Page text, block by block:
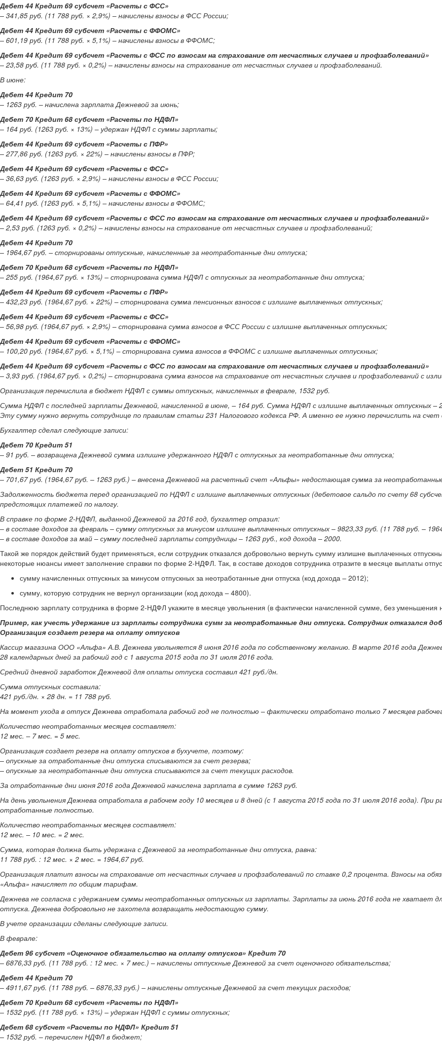
Дебет 44 Кредит 69 субсчет «Расчеты с ФСС»
– 341,85 руб. (11 788 руб. × 2,9%) – начислены взносы в ФСС России;
Дебет 44 Кредит 69 субсчет «Расчеты с ФФОМС»
– 601,19 руб. (11 788 руб. × 5,1%) – начислены взносы в ФФОМС;
Дебет 44 Кредит 69 субсчет «Расчеты с ФСС по взносам на страхование от несчастных случаев и профзаболеваний»
– 23,58 руб. (11 788 руб. × 0,2%) – начислены взносы на страхование от несчастных случаев и профзаболеваний.
В июне:
Дебет 44 Кредит 70
– 1263 руб. – начислена зарплата Дежневой за июнь;
Дебет 70 Кредит 68 субсчет «Расчеты по НДФЛ»
– 164 руб. (1263 руб. × 13%) – удержан НДФЛ с суммы зарплаты;
Дебет 44 Кредит 69 субсчет «Расчеты с ПФР»
– 277,86 руб. (1263 руб. × 22%) – начислены взносы в ПФР;
Дебет 44 Кредит 69 субсчет «Расчеты с ФСС»
– 36,63 руб. (1263 руб. × 2,9%) – начислены взносы в ФСС России;
Дебет 44 Кредит 69 субсчет «Расчеты с ФФОМС»
– 64,41 руб. (1263 руб. × 5,1%) – начислены взносы в ФФОМС;
Дебет 44 Кредит 69 субсчет «Расчеты с ФСС по взносам на страхование от несчастных случаев и профзаболеваний»
– 2,53 руб. (1263 руб. × 0,2%) – начислены взносы на страхование от несчастных случаев и профзаболеваний;
Дебет 44 Кредит 70
– 1964,67 руб. – сторнированы отпускные, начисленные за неотработанные дни отпуска;
Дебет 70 Кредит 68 субсчет «Расчеты по НДФЛ»
– 255 руб. (1964,67 руб. × 13%) – сторнирована сумма НДФЛ с отпускных за неотработанные дни отпуска;
Дебет 44 Кредит 69 субсчет «Расчеты с ПФР»
– 432,23 руб. (1964,67 руб. × 22%) – сторнирована сумма пенсионных взносов с излишне выплаченных отпускных;
Дебет 44 Кредит 69 субсчет «Расчеты с ФСС»
– 56,98 руб. (1964,67 руб. × 2,9%) – сторнирована сумма взносов в ФСС России с излишне выплаченных отпускных;
Дебет 44 Кредит 69 субсчет «Расчеты с ФФОМС»
– 100,20 руб. (1964,67 руб. × 5,1%) – сторнирована сумма взносов в ФФОМС с излишне выплаченных отпускных;
Дебет 44 Кредит 69 субсчет «Расчеты с ФСС по взносам на страхование от несчастных случаев и профзаболеваний»
– 3,93 руб. (1964,67 руб. × 0,2%) – сторнирована сумма взносов на страхование от несчастных случаев и профзаболеваний с
Организация перечислила в бюджет НДФЛ с суммы отпускных, начисленных в феврале, 1532 руб.
Сумма НДФЛ с последней зарплаты Дежневой, начисленной в июне, – 164 руб. Сумма НДФЛ с излишне выплаченных отпускных –
Эту сумму нужно вернуть сотруднице по правилам статьи 231 Налогового кодекса РФ. А именно ее нужно перечислить на счет
Бухгалтер сделал следующие записи:
Дебет 70 Кредит 51
– 91 руб. – возвращена Дежневой сумма излишне удержанного НДФЛ с отпускных за неотработанные дни отпуска;
Дебет 51 Кредит 70
– 701,67 руб. (1964,67 руб. – 1263 руб.) – внесена Дежневой на расчетный счет «Альфы» недостающая сумма за
Задолженность бюджета перед организацией по НДФЛ с излишне выплаченных отпускных (дебетовое сальдо по счету 68
предстоящих платежей по налогу.
В справке по форме 2-НДФЛ, выданной Дежневой за 2016 год, бухгалтер отразил:
– в составе доходов за февраль – сумму отпускных за минусом излишне выплаченных отпускных – 9823,33 руб. (11 788 руб. –
– в составе доходов за май – сумму последней зарплаты сотрудницы – 1263 руб., код дохода – 2000.
Такой же порядок действий будет применяться, если сотрудник отказался добровольно вернуть сумму излишне выплаченных
некоторые нюансы имеет заполнение справки по форме 2-НДФЛ. Так, в составе доходов сотрудника отразите в месяце выплаты
сумму начисленных отпускных за минусом отпускных за неотработанные дни отпуска (код дохода – 2012);
сумму, которую сотрудник не вернул организации (код дохода – 4800).
Последнюю зарплату сотрудника в форме 2-НДФЛ укажите в месяце увольнения (в фактически начисленной сумме, без уменьшения
Пример, как учесть удержание из зарплаты сотрудника сумм за неотработанные дни отпуска. Сотрудник отказался
Организация создает резерв на оплату отпусков
Кассир магазина ООО «Альфа» А.В. Дежнева увольняется 8 июня 2016 года по собственному желанию. В марте 2016 года
28 календарных дней за рабочий год с 1 августа 2015 года по 31 июля 2016 года.
Средний дневной заработок Дежневой для оплаты отпуска составил 421 руб./дн.
Сумма отпускных составила:
421 руб./дн. × 28 дн. = 11 788 руб.
На момент ухода в отпуск Дежнева отработала рабочий год не полностью – фактически отработано только 7 месяцев
Количество неотработанных месяцев составляет:
12 мес. – 7 мес. = 5 мес.
Организация создает резерв на оплату отпусков в бухучете, поэтому:
– опускные за отработанные дни отпуска списываются за счет резерва;
– опускные за неотработанные дни отпуска списываются за счет текущих расходов.
За отработанные дни июня 2016 года Дежневой начислена зарплата в сумме 1263 руб.
На день увольнения Дежнева отработала в рабочем году 10 месяцев и 8 дней (с 1 августа 2015 года по 31 июля 2016 года).
отработанные полностью.
Количество неотработанных месяцев составляет:
12 мес. – 10 мес. = 2 мес.
Сумма, которая должна быть удержана с Дежневой за неотработанные дни отпуска, равна:
11 788 руб. : 12 мес. × 2 мес. = 1964,67 руб.
Организация платит взносы на страхование от несчастных случаев и профзаболеваний по ставке 0,2 процента. Взносы на
«Альфа» начисляет по общим тарифам.
Дежнева не согласна с удержанием суммы неотработанных отпускных из зарплаты. Зарплаты за июнь 2016 года не хватает
отпуска. Дежнева добровольно не захотела возвращать недостающую сумму.
В учете организации сделаны следующие записи.
В феврале:
Дебет 96 субсчет «Оценочное обязательство на оплату отпусков» Кредит 70
– 6876,33 руб. (11 788 руб. : 12 мес. × 7 мес.) – начислены отпускные Дежневой за счет оценочного обязательства;
Дебет 44 Кредит 70
– 4911,67 руб. (11 788 руб. – 6876,33 руб.) – начислены отпускные Дежневой за счет текущих расходов;
Дебет 70 Кредит 68 субсчет «Расчеты по НДФЛ»
– 1532 руб. (11 788 руб. × 13%) – удержан НДФЛ с суммы отпускных;
Дебет 68 субсчет «Расчеты по НДФЛ» Кредит 51
– 1532 руб. – перечислен НДФЛ в бюджет;